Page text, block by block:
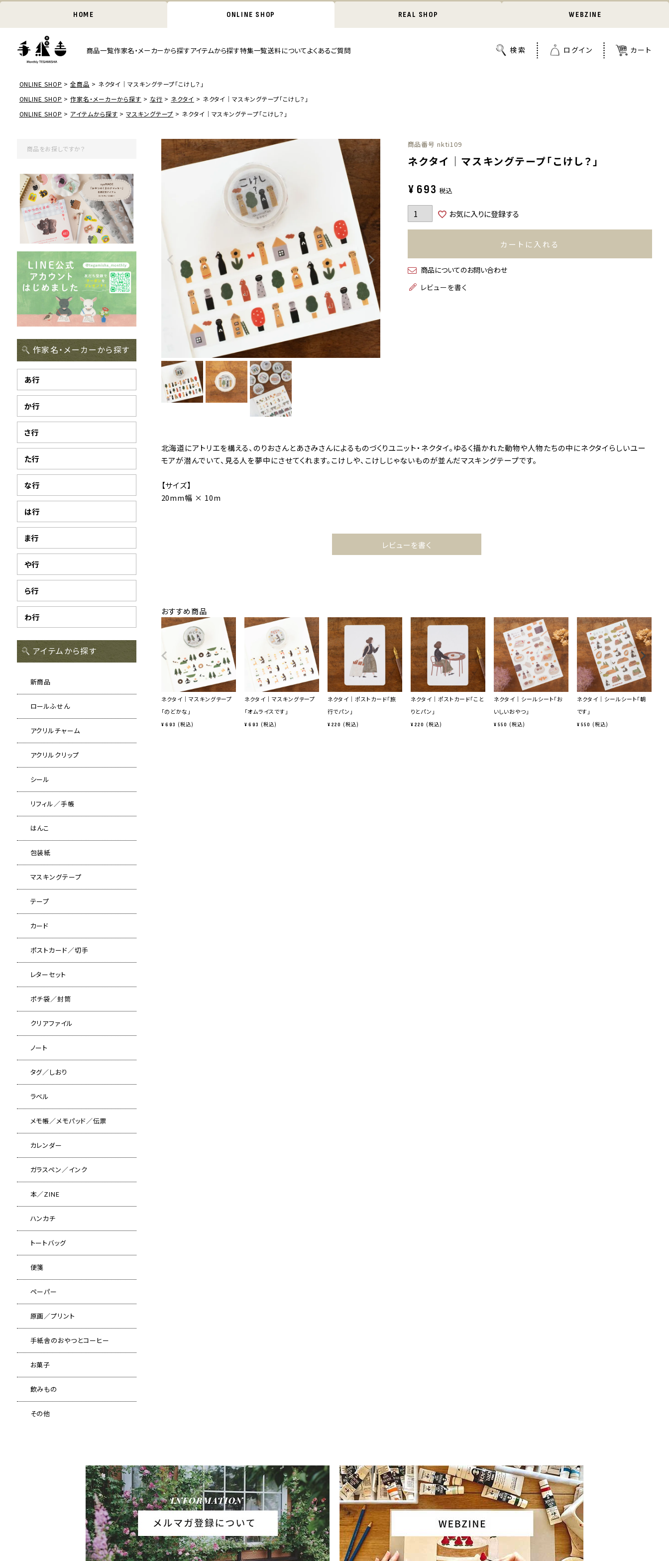
HOME ONLINE SHOP REAL SHOP WEBZINE
商品一覧作家名・メーカーから探すアイテムから探す特集一覧送料についてよくあるご質問
ONLINE SHOP 全商品
ネクタイ｜マスキングテープ「こけし？」
ONLINE SHOP
作家名・メーカーから探す な行 ネクタイ
ネクタイ｜マスキングテープ「こけし？」
ONLINE SHOP
アイテムから探す マスキングテープ ネクタイ｜マスキングテープ「こけし？」
作家名・メーカーから探す
あ行
か行
さ行
た行
な行
は行
ま行
や行
ら行
わ行
アイテムから探す
新商品
ロールふせん
アクリルチャーム
アクリルクリップ
シール
リフィル／手帳
はんこ
包装紙
マスキングテープ
テープ
カード
ポストカード／切手
レターセット
ポチ袋／封筒
クリアファイル
ノート
タグ／しおり
ラベル
メモ帳／メモパッド／伝票
カレンダー
ガラスペン／インク
本／ZINE
ハンカチ
トートバッグ
便箋
ペーパー
原画／プリント
手紙舎のおやつとコーヒー
お菓子
飲みもの
その他
商品番号 nkti109
ネクタイ｜マスキングテープ「こけし？」
¥ 693 税込
お気に入りに登録する
カートに入れる
商品についてのお問い合わせ
レビューを書く
北海道にアトリエを構える、のりおさんとあさみさんによるものづくりユニット・ネクタイ。ゆるく描かれた動物や人物たちの中にネクタイらしいユー
モアが潜んでいて、見る人を夢中にさせてくれます。こけしや、こけしじゃないものが並んだマスキングテープです。
【サイズ】
20mm幅 × 10m
レビューを書く
おすすめ商品
ネクタイ｜マスキングテープ
「のどかな」
¥ 693 税込
ネクタイ｜マスキングテープ
「オムライスです」
¥ 693 税込
ネクタイ｜ポストカード「旅
行でパン」
¥ 220 税込
ネクタイ｜ポストカード「こと
りとパン」
¥ 220 税込
ネクタイ｜シールシート「お
いしいおやつ」
¥ 550 税込
ネクタイ｜シールシート「朝
です」
¥ 550 税込